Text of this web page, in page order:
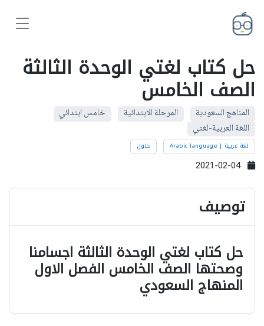
حل كتاب لغتي الوحدة الثالثة
الصف الخامس
المناهج السعودية المرحلة الابتدائية
خامس ابتدائي
اللغة العربية-لغتي
لغة عربية | Arabic language حلول
2021-02-04
توصيف
حل كتاب لغتي الوحدة الثالثة اجسامنا
وصحتها الصف الخامس الفصل الاول
المنهاج السعودي